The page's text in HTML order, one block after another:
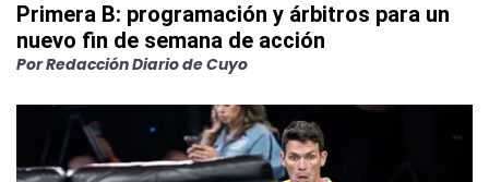
Primera B: programación y árbitros para un
nuevo fin de semana de acción
PorRedacción Diario de Cuyo